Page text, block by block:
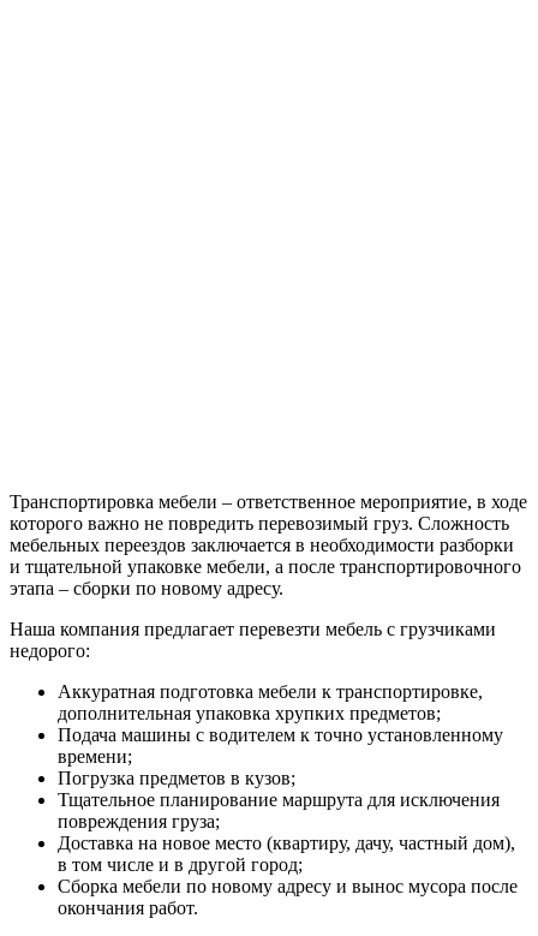
Транспортировка мебели – ответственное мероприятие, в ходе
которого важно не повредить перевозимый груз. Сложность
мебельных переездов заключается в необходимости разборки
и тщательной упаковке мебели, а после транспортировочного
этапа – сборки по новому адресу.
Наша компания предлагает перевезти мебель с грузчиками
недорого:
Аккуратная подготовка мебели к транспортировке,
дополнительная упаковка хрупких предметов;
Подача машины с водителем к точно установленному
времени;
Погрузка предметов в кузов;
Тщательное планирование маршрута для исключения
повреждения груза;
Доставка на новое место (квартиру, дачу, частный дом),
в том числе и в другой город;
Сборка мебели по новому адресу и вынос мусора после
окончания работ.